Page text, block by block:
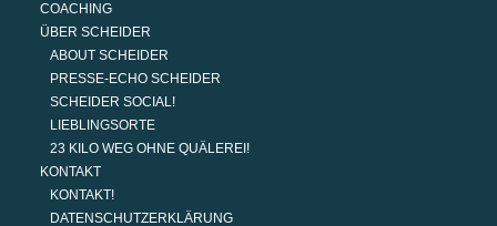
COACHING
ÜBER SCHEIDER
ABOUT SCHEIDER
PRESSE-ECHO SCHEIDER
SCHEIDER SOCIAL!
LIEBLINGSORTE
23 KILO WEG OHNE QUÄLEREI!
KONTAKT
KONTAKT!
DATENSCHUTZERKLÄRUNG